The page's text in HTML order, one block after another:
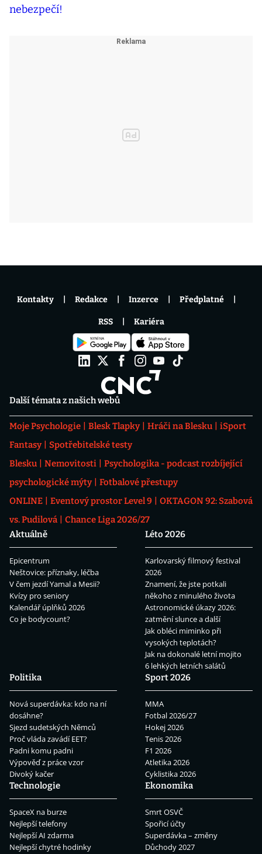
Další témata z našich webů
Moje Psychologie Blesk Tlapky Hráči na Blesku
iSport
Fantasy
Spotřebitelské testy
Blesku
Nemovitosti
Psychologika - podcast rozbíjející
psychologické mýty
Fotbalové přestupy
ONLINE
Eventový prostor Level 9
OKTAGON 92: Szabová
vs. Pudilová
Chance Liga 2026/27
Aktuálně
Epicentrum
Neštovice: příznaky, léčba
V čem jezdí Yamal a Mesii?
Kvízy pro seniory
Kalendář úplňků 2026
Co je bodycount?
Léto 2026
Karlovarský filmový festival
2026
Znamení, že jste potkali
někoho z minulého života
Astronomické úkazy 2026:
zatmění slunce a další
Jak obléci miminko při
vysokých teplotách?
Jak na dokonalé letní mojito
6 lehkých letních salátů
Politika
Nová superdávka: kdo na ní
dosáhne?
Sjezd sudetských Němců
Proč vláda zavádí EET?
Padni komu padni
Výpověď z práce vzor
Divoký kačer
Sport 2026
MMA
Fotbal 2026/27
Hokej 2026
Tenis 2026
F1 2026
Atletika 2026
Cyklistika 2026
Technologie
SpaceX na burze
Nejlepší telefony
Nejlepší AI zdarma
Nejlepší chytré hodinky
Ekonomika
Smrt OSVČ
Spořicí účty
Superdávka – změny
Důchody 2027
Kontakty Redakce Inzerce Předplatné
RSS Kariéra